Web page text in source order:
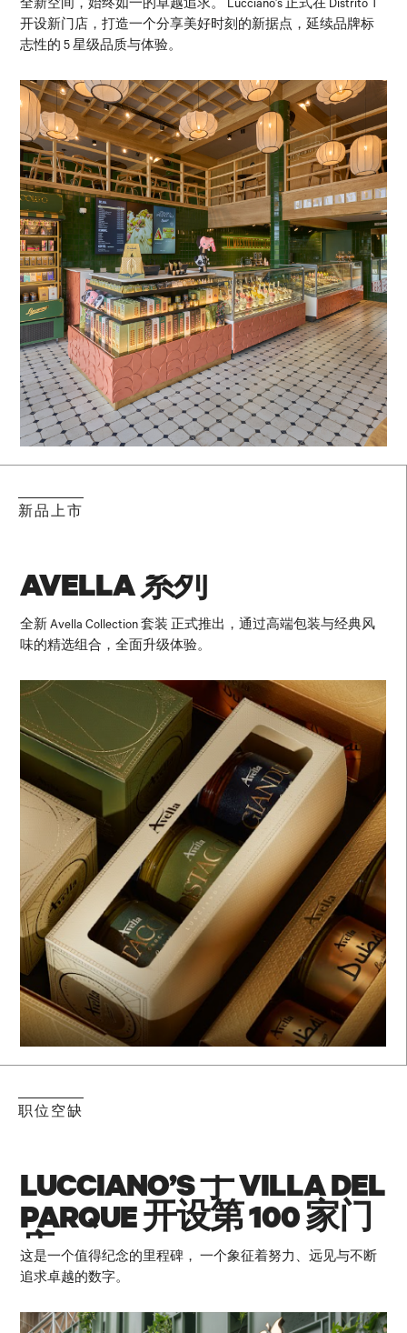
全新空间，始终如一的卓越追求。 Lucciano’s 正式在 Distrito T
开设新门店，打造一个分享美好时刻的新据点，延续品牌标
志性的 5 星级品质与体验。
新品上市
AVELLA 系列
全新 Avella Collection 套装 正式推出，通过高端包装与经典风
味的精选组合，全面升级体验。
职位空缺
LUCCIANO’S 于 VILLA DEL
PARQUE 开设第 100 家门
店
这是一个值得纪念的里程碑， 一个象征着努力、远见与不断
追求卓越的数字。